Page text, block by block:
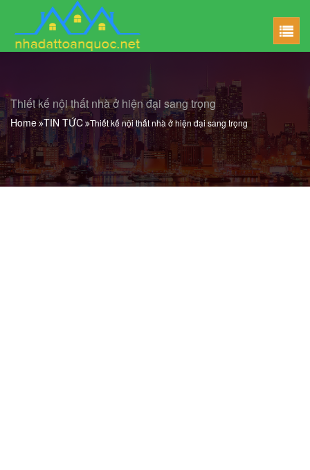
Thiết kế nội thất nhà ở hiện đại sang trọng
Home TIN TỨC Thiết kế nội thất nhà ở hiện đại sang trọng